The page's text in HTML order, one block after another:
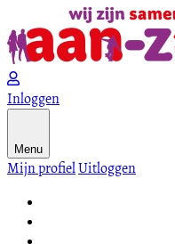
Inloggen
Menu
Mijn profielUitloggen